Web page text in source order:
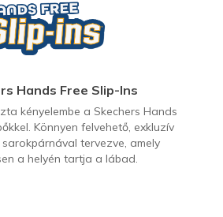
Hands Free Slip-Ins
kényelembe a Skechers Hands
Könnyen felvehető, exkluzív
tervezve, amely
a helyén tartja a lábad.